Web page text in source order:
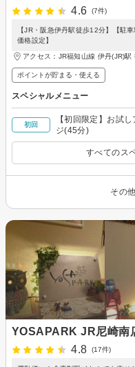
4.6
(7件)
【JR・阪急伊丹駅徒歩12分】【駐
価格設定】
アクセス：JR福知山線 伊丹(JR)
ポイントが貯まる・使える
スペシャルメニュー
初回
【初回限定】お試
ジ(45分)
すべてのス
その
YOSAPARK JR尼崎南
4.8
(17件)